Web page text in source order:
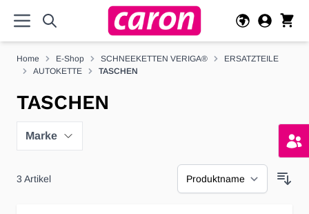
Home E-Shop SCHNEEKETTEN VERIGA®
ERSATZTEILE
AUTOKETTE
TASCHEN
TASCHEN
Marke
3Artikel